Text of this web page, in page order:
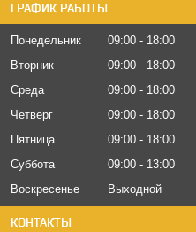
ГРАФИК РАБОТЫ
Понедельник 09:00
18:00
Вторник
09:00
18:00
Среда
09:00
18:00
Четверг
09:00
18:00
Пятница
09:00
18:00
Суббота
09:00
13:00
Воскресенье
Выходной
КОНТАКТЫ